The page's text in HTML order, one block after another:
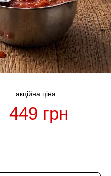
449 грн
акційна ціна